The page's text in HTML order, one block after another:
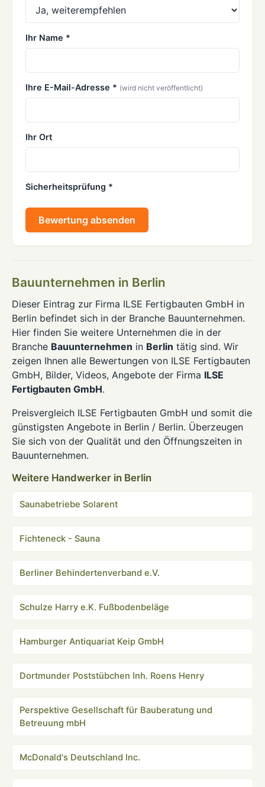
Ihr Name *
Ihre E-Mail-Adresse * (wird nicht veröffentlicht)
Ihr Ort
Sicherheitsprüfung *
Bewertung absenden
Bauunternehmen in Berlin
Dieser Eintrag zur Firma ILSE Fertigbauten GmbH in
Berlin befindet sich in der Branche Bauunternehmen.
Hier finden Sie weitere Unternehmen die in der
Branche Bauunternehmen in Berlin tätig sind. Wir
zeigen Ihnen alle Bewertungen von ILSE Fertigbauten
GmbH, Bilder, Videos, Angebote der Firma ILSE
Fertigbauten GmbH.
Preisvergleich ILSE Fertigbauten GmbH und somit die
günstigsten Angebote in Berlin / Berlin. Überzeugen
Sie sich von der Qualität und den Öffnungszeiten in
Bauunternehmen.
Weitere Handwerker in Berlin
Saunabetriebe Solarent
Fichteneck - Sauna
Berliner Behindertenverband e.V.
Schulze Harry e.K. Fußbodenbeläge
Hamburger Antiquariat Keip GmbH
Dortmunder Poststübchen Inh. Roens Henry
Perspektive Gesellschaft für Bauberatung und
Betreuung mbH
McDonald's Deutschland Inc.